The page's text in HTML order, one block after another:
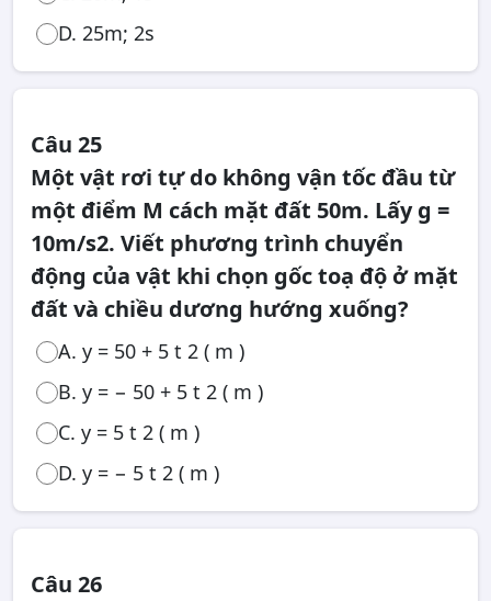
D. 25m; 2s
Câu 25
Một vật rơi tự do không vận tốc đầu từ
một điểm M cách mặt đất 50m. Lấy g =
10m/s2. Viết phương trình chuyển
động của vật khi chọn gốc toạ độ ở mặt
đất và chiều dương hướng xuống?
A. y = 50 + 5 t 2 ( m )
B. y = − 50 + 5 t 2 ( m )
C. y = 5 t 2 ( m )
D. y = − 5 t 2 ( m )
Câu 26